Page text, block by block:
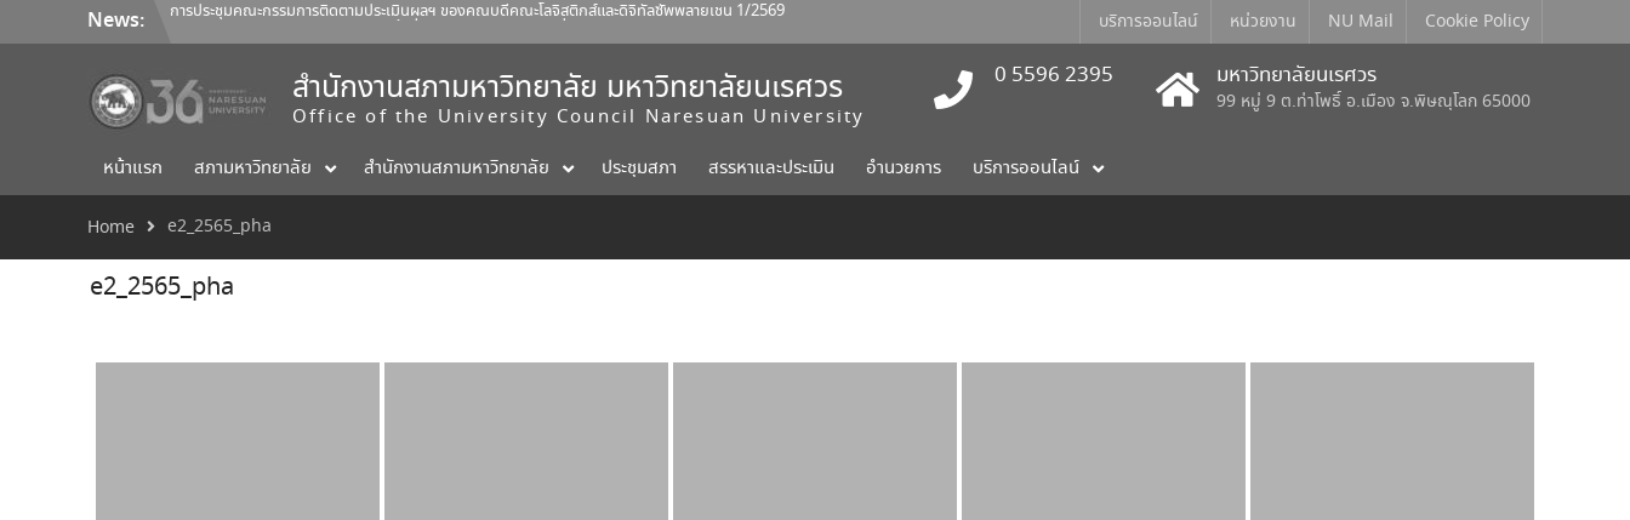
content
News: การประชุมคณะกรรมการติดตามประเมินผลฯ ของคณบดีคณะโลจิสติกส์และดิจิทัลซัพพลายเชน 1/2569
การประชุมคณะกรรมการติดตามประเมินผลฯ ของคณบดีคณะสถาปัตยกรรมศาสตร์ ศิลปะและการ
บริการออนไลน์ หน่วยงาน NU Mail Cookie Policy
สำนักงานสภามหาวิทยาลัย มหาวิทยาลัยนเรศวร
Office of the University Council Naresuan University
0 5596 2395 มหาวิทยาลัยนเรศวร
99 หมู่ 9 ต.ท่าโพธิ์ อ.เมือง จ.พิษณุโลก 65000
หน้าแรก สภามหาวิทยาลัย สำนักงานสภามหาวิทยาลัย ประชุมสภา สรรหาและประเมิน อำนวยการ บริการออนไลน์
Home e2_2565_pha
e2_2565_pha